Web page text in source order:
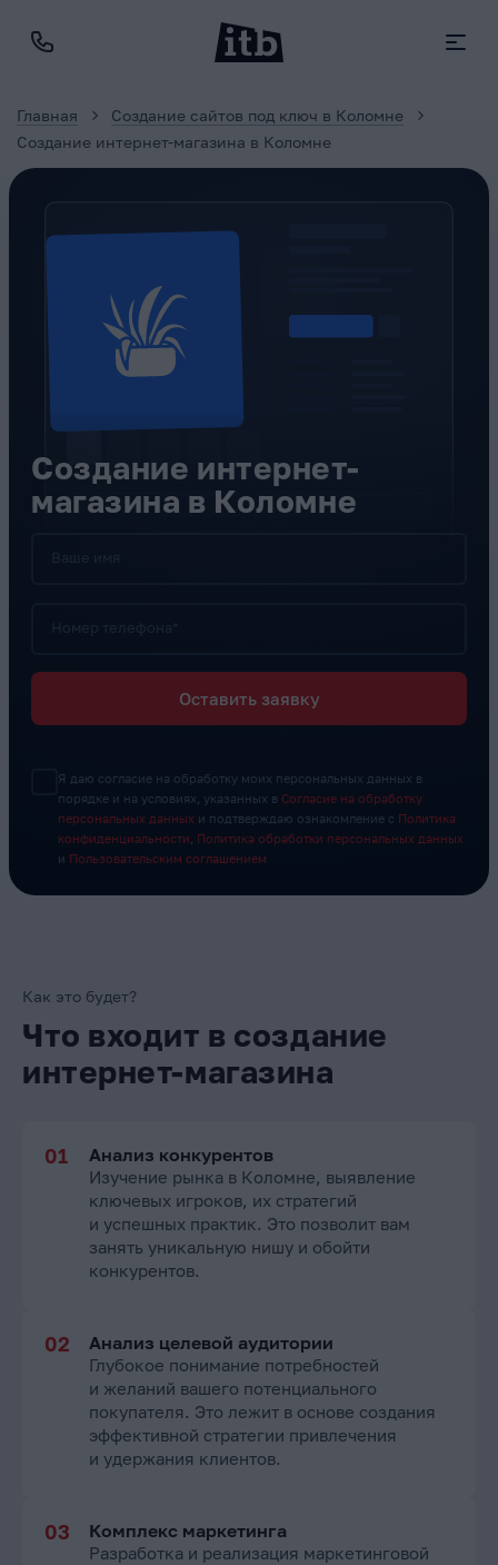
Главная
Создание сайтов под ключ в Коломне
Создание интернет-магазина в Коломне
Создание интернет-
магазина в Коломне
Оставить заявку
Я даю согласие на обработку моих персональных данных в
порядке и на условиях, указанных в Согласие на обработку
персональных данных и подтверждаю ознакомление с Политика
конфиденциальности
Политика обработки персональных данных
и Пользовательским соглашением
Как это будет?
Что входит в создание
интернет-магазина
Анализ конкурентов
Изучение рынка в Коломне, выявление
ключевых игроков, их стратегий
и успешных практик. Это позволит вам
занять уникальную нишу и обойти
конкурентов.
Анализ целевой аудитории
Глубокое понимание потребностей
и желаний вашего потенциального
покупателя. Это лежит в основе создания
эффективной стратегии привлечения
и удержания клиентов.
Комплекс маркетинга
Разработка и реализация маркетинговой